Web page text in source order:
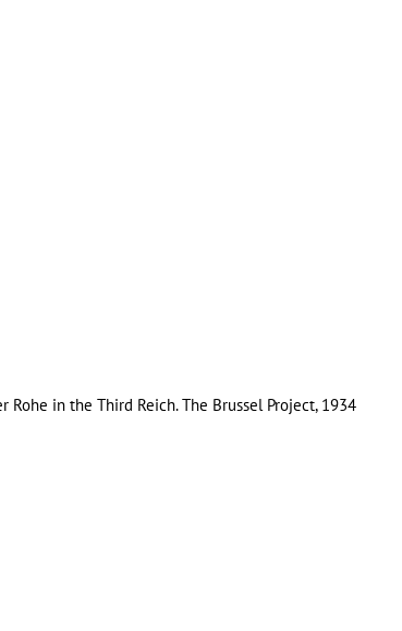
Rohe in the Third Reich. The Brussel Project, 1934